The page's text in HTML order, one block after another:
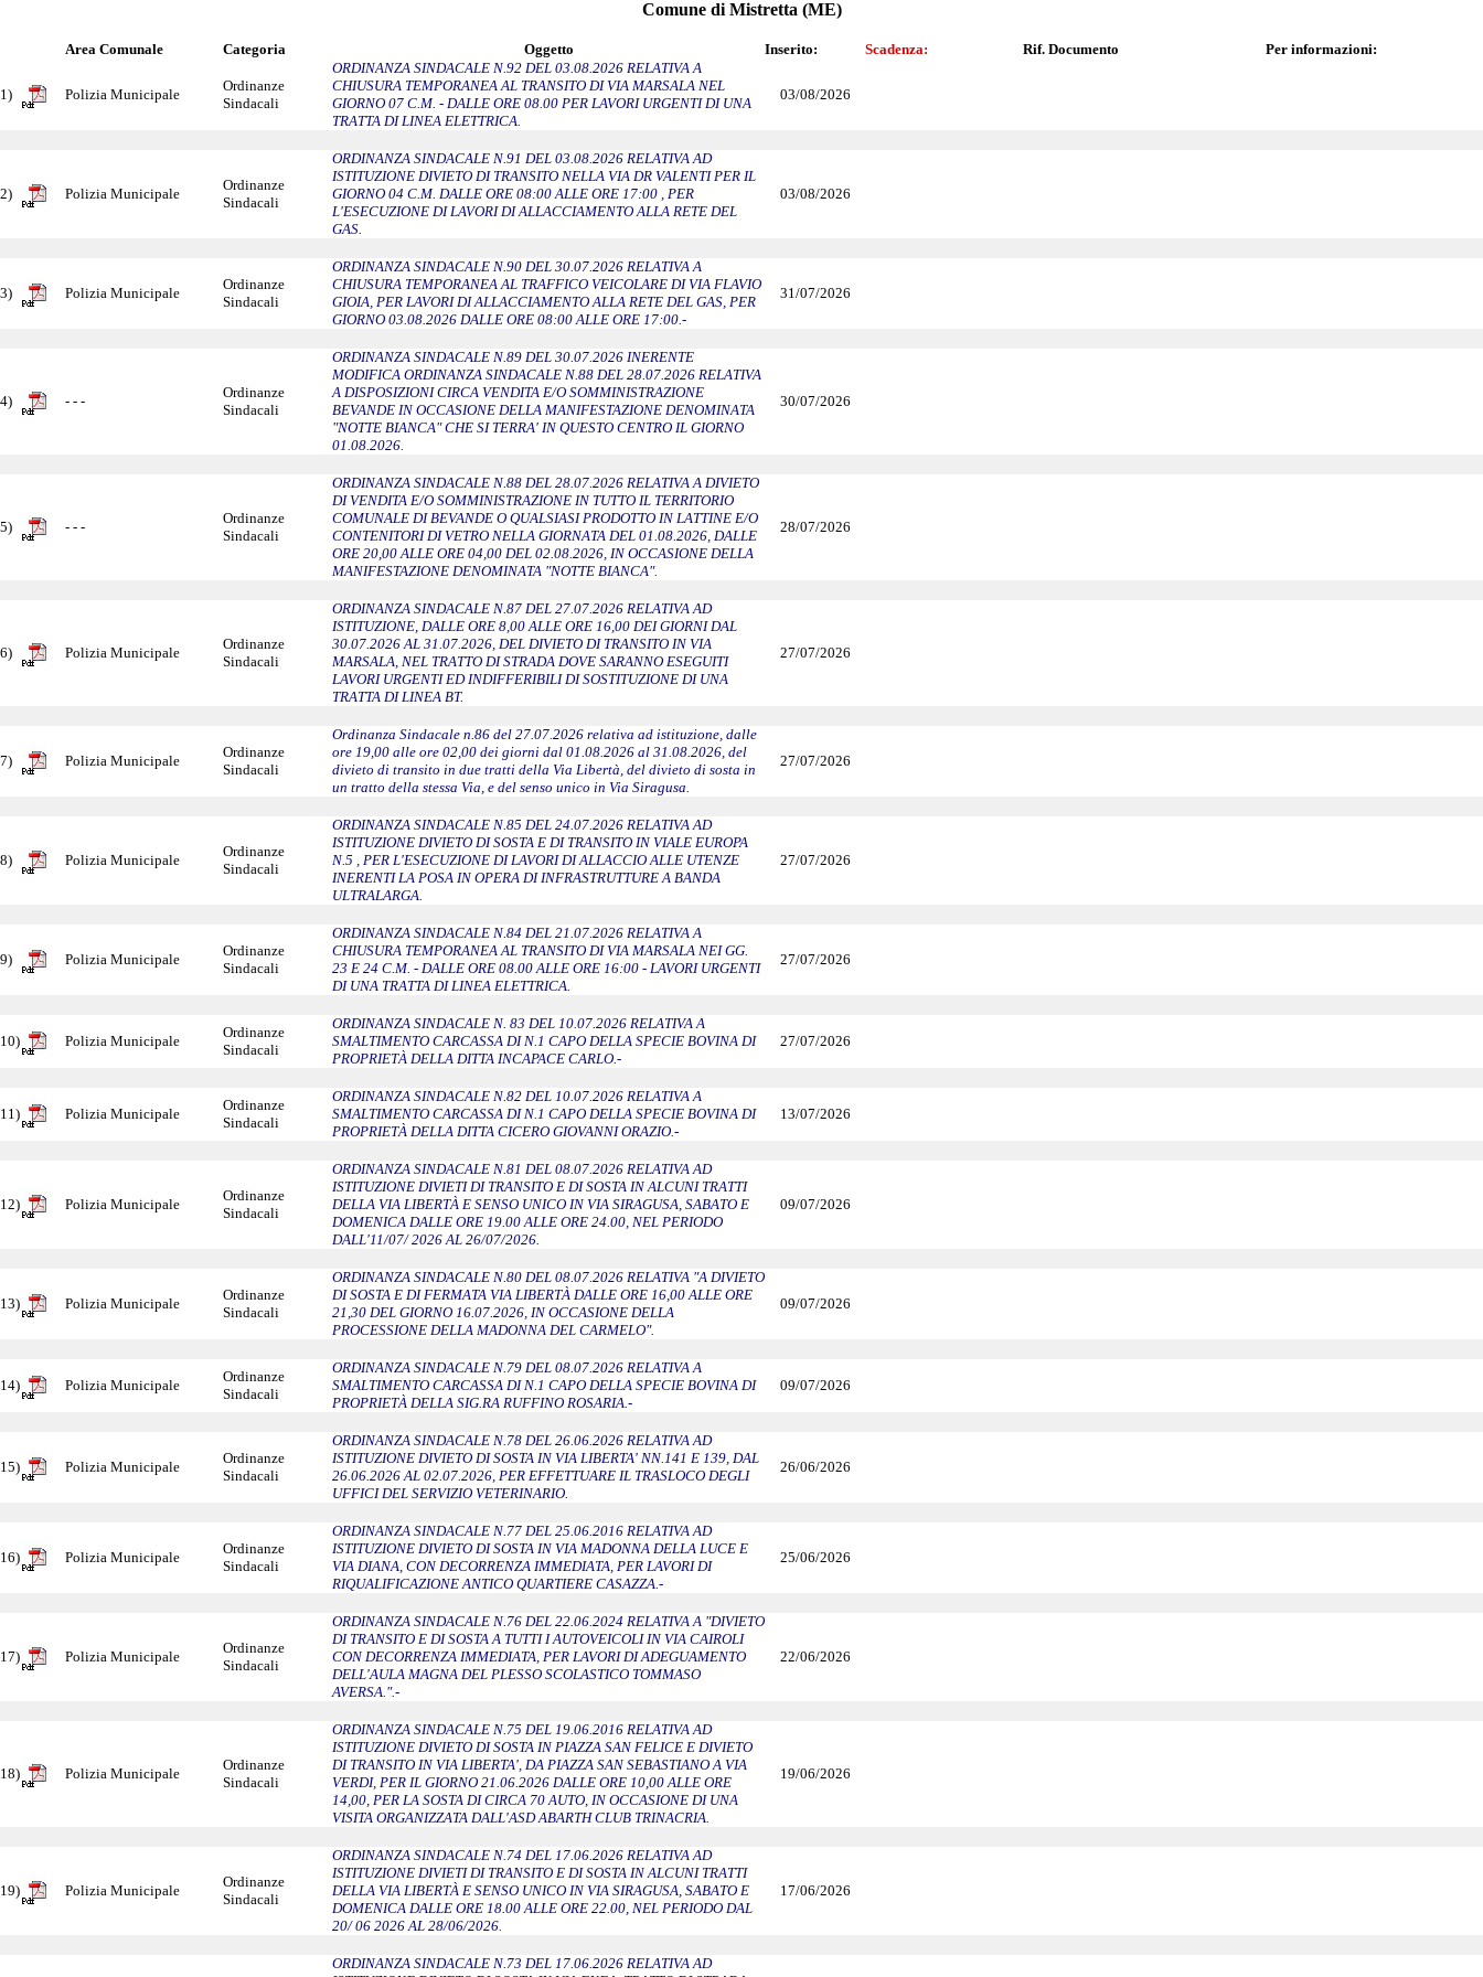
Comune di Mistretta (ME)
Area Comunale Categoria Oggetto Inserito: Scadenza: Rif. Documento Per informazioni:
1) Polizia Municipale
Ordinanze
Sindacali
ORDINANZA SINDACALE N.92 DEL 03.08.2026 RELATIVA A
CHIUSURA TEMPORANEA AL TRANSITO DI VIA MARSALA NEL
GIORNO 07 C.M. - DALLE ORE 08.00 PER LAVORI URGENTI DI UNA
TRATTA DI LINEA ELETTRICA.
03/08/2026
2) Polizia Municipale
Ordinanze
Sindacali
ORDINANZA SINDACALE N.91 DEL 03.08.2026 RELATIVA AD
ISTITUZIONE DIVIETO DI TRANSITO NELLA VIA DR VALENTI PER IL
GIORNO 04 C.M. DALLE ORE 08:00 ALLE ORE 17:00 , PER
L'ESECUZIONE DI LAVORI DI ALLACCIAMENTO ALLA RETE DEL
GAS.
03/08/2026
3) Polizia Municipale
Ordinanze
Sindacali
ORDINANZA SINDACALE N.90 DEL 30.07.2026 RELATIVA A
CHIUSURA TEMPORANEA AL TRAFFICO VEICOLARE DI VIA FLAVIO
GIOIA, PER LAVORI DI ALLACCIAMENTO ALLA RETE DEL GAS, PER
GIORNO 03.08.2026 DALLE ORE 08:00 ALLE ORE 17:00.-
31/07/2026
4) - - -
Ordinanze
Sindacali
ORDINANZA SINDACALE N.89 DEL 30.07.2026 INERENTE
MODIFICA ORDINANZA SINDACALE N.88 DEL 28.07.2026 RELATIVA
A DISPOSIZIONI CIRCA VENDITA E/O SOMMINISTRAZIONE
BEVANDE IN OCCASIONE DELLA MANIFESTAZIONE DENOMINATA
"NOTTE BIANCA" CHE SI TERRA' IN QUESTO CENTRO IL GIORNO
01.08.2026.
30/07/2026
5) - - -
Ordinanze
Sindacali
ORDINANZA SINDACALE N.88 DEL 28.07.2026 RELATIVA A DIVIETO
DI VENDITA E/O SOMMINISTRAZIONE IN TUTTO IL TERRITORIO
COMUNALE DI BEVANDE O QUALSIASI PRODOTTO IN LATTINE E/O
CONTENITORI DI VETRO NELLA GIORNATA DEL 01.08.2026, DALLE
ORE 20,00 ALLE ORE 04,00 DEL 02.08.2026, IN OCCASIONE DELLA
MANIFESTAZIONE DENOMINATA "NOTTE BIANCA".
28/07/2026
6) Polizia Municipale
Ordinanze
Sindacali
ORDINANZA SINDACALE N.87 DEL 27.07.2026 RELATIVA AD
ISTITUZIONE, DALLE ORE 8,00 ALLE ORE 16,00 DEI GIORNI DAL
30.07.2026 AL 31.07.2026, DEL DIVIETO DI TRANSITO IN VIA
MARSALA, NEL TRATTO DI STRADA DOVE SARANNO ESEGUITI
LAVORI URGENTI ED INDIFFERIBILI DI SOSTITUZIONE DI UNA
TRATTA DI LINEA BT.
27/07/2026
7) Polizia Municipale
Ordinanze
Sindacali
Ordinanza Sindacale n.86 del 27.07.2026 relativa ad istituzione, dalle
ore 19,00 alle ore 02,00 dei giorni dal 01.08.2026 al 31.08.2026, del
divieto di transito in due tratti della Via Libertà, del divieto di sosta in
un tratto della stessa Via, e del senso unico in Via Siragusa.
27/07/2026
8) Polizia Municipale
Ordinanze
Sindacali
ORDINANZA SINDACALE N.85 DEL 24.07.2026 RELATIVA AD
ISTITUZIONE DIVIETO DI SOSTA E DI TRANSITO IN VIALE EUROPA
N.5 , PER L'ESECUZIONE DI LAVORI DI ALLACCIO ALLE UTENZE
INERENTI LA POSA IN OPERA DI INFRASTRUTTURE A BANDA
ULTRALARGA.
27/07/2026
9) Polizia Municipale
Ordinanze
Sindacali
ORDINANZA SINDACALE N.84 DEL 21.07.2026 RELATIVA A
CHIUSURA TEMPORANEA AL TRANSITO DI VIA MARSALA NEI GG.
23 E 24 C.M. - DALLE ORE 08.00 ALLE ORE 16:00 - LAVORI URGENTI
DI UNA TRATTA DI LINEA ELETTRICA.
27/07/2026
10) Polizia Municipale
Ordinanze
Sindacali
ORDINANZA SINDACALE N. 83 DEL 10.07.2026 RELATIVA A
SMALTIMENTO CARCASSA DI N.1 CAPO DELLA SPECIE BOVINA DI
PROPRIETÀ DELLA DITTA INCAPACE CARLO.-
27/07/2026
11) Polizia Municipale
Ordinanze
Sindacali
ORDINANZA SINDACALE N.82 DEL 10.07.2026 RELATIVA A
SMALTIMENTO CARCASSA DI N.1 CAPO DELLA SPECIE BOVINA DI
PROPRIETÀ DELLA DITTA CICERO GIOVANNI ORAZIO.-
13/07/2026
12) Polizia Municipale
Ordinanze
Sindacali
ORDINANZA SINDACALE N.81 DEL 08.07.2026 RELATIVA AD
ISTITUZIONE DIVIETI DI TRANSITO E DI SOSTA IN ALCUNI TRATTI
DELLA VIA LIBERTÀ E SENSO UNICO IN VIA SIRAGUSA, SABATO E
DOMENICA DALLE ORE 19.00 ALLE ORE 24.00, NEL PERIODO
DALL'11/07/ 2026 AL 26/07/2026.
09/07/2026
13) Polizia Municipale
Ordinanze
Sindacali
ORDINANZA SINDACALE N.80 DEL 08.07.2026 RELATIVA "A DIVIETO
DI SOSTA E DI FERMATA VIA LIBERTÀ DALLE ORE 16,00 ALLE ORE
21,30 DEL GIORNO 16.07.2026, IN OCCASIONE DELLA
PROCESSIONE DELLA MADONNA DEL CARMELO".
09/07/2026
14) Polizia Municipale
Ordinanze
Sindacali
ORDINANZA SINDACALE N.79 DEL 08.07.2026 RELATIVA A
SMALTIMENTO CARCASSA DI N.1 CAPO DELLA SPECIE BOVINA DI
PROPRIETÀ DELLA SIG.RA RUFFINO ROSARIA.-
09/07/2026
15) Polizia Municipale
Ordinanze
Sindacali
ORDINANZA SINDACALE N.78 DEL 26.06.2026 RELATIVA AD
ISTITUZIONE DIVIETO DI SOSTA IN VIA LIBERTA' NN.141 E 139, DAL
26.06.2026 AL 02.07.2026, PER EFFETTUARE IL TRASLOCO DEGLI
UFFICI DEL SERVIZIO VETERINARIO.
26/06/2026
16) Polizia Municipale
Ordinanze
Sindacali
ORDINANZA SINDACALE N.77 DEL 25.06.2016 RELATIVA AD
ISTITUZIONE DIVIETO DI SOSTA IN VIA MADONNA DELLA LUCE E
VIA DIANA, CON DECORRENZA IMMEDIATA, PER LAVORI DI
RIQUALIFICAZIONE ANTICO QUARTIERE CASAZZA.-
25/06/2026
17) Polizia Municipale
Ordinanze
Sindacali
ORDINANZA SINDACALE N.76 DEL 22.06.2024 RELATIVA A "DIVIETO
DI TRANSITO E DI SOSTA A TUTTI I AUTOVEICOLI IN VIA CAIROLI
CON DECORRENZA IMMEDIATA, PER LAVORI DI ADEGUAMENTO
DELL'AULA MAGNA DEL PLESSO SCOLASTICO TOMMASO
AVERSA.".-
22/06/2026
18) Polizia Municipale
Ordinanze
Sindacali
ORDINANZA SINDACALE N.75 DEL 19.06.2016 RELATIVA AD
ISTITUZIONE DIVIETO DI SOSTA IN PIAZZA SAN FELICE E DIVIETO
DI TRANSITO IN VIA LIBERTA', DA PIAZZA SAN SEBASTIANO A VIA
VERDI, PER IL GIORNO 21.06.2026 DALLE ORE 10,00 ALLE ORE
14,00, PER LA SOSTA DI CIRCA 70 AUTO, IN OCCASIONE DI UNA
VISITA ORGANIZZATA DALL'ASD ABARTH CLUB TRINACRIA.
19/06/2026
19) Polizia Municipale
Ordinanze
Sindacali
ORDINANZA SINDACALE N.74 DEL 17.06.2026 RELATIVA AD
ISTITUZIONE DIVIETI DI TRANSITO E DI SOSTA IN ALCUNI TRATTI
DELLA VIA LIBERTÀ E SENSO UNICO IN VIA SIRAGUSA, SABATO E
DOMENICA DALLE ORE 18.00 ALLE ORE 22.00, NEL PERIODO DAL
20/ 06 2026 AL 28/06/2026.
17/06/2026
ORDINANZA SINDACALE N.73 DEL 17.06.2026 RELATIVA AD